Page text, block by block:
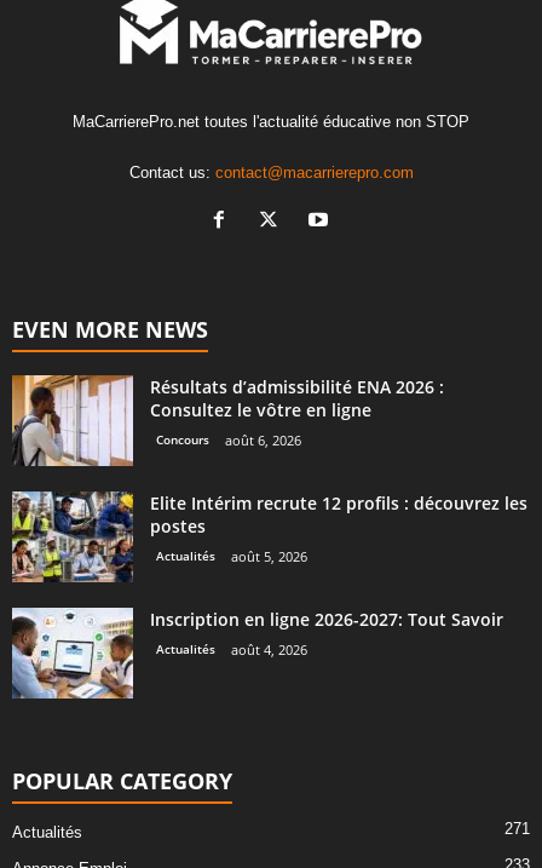
MaCarrierePro.net toutes l'actualité éducative non STOP
Contact us: contact@macarrierepro.com
EVEN MORE NEWS
Résultats d’admissibilité ENA 2026 :
Consultez le vôtre en ligne
Concours août 6, 2026
Elite Intérim recrute 12 profils : découvrez les
postes
Actualités août 5, 2026
Inscription en ligne 2026-2027: Tout Savoir
Actualités août 4, 2026
POPULAR CATEGORY
Actualités 271